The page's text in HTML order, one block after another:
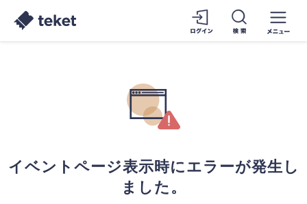
イベントページ表示時にエラーが発生し
ました。